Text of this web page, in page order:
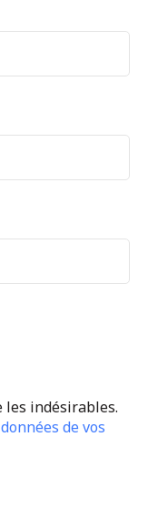
indésirables.
de vos